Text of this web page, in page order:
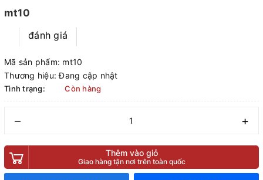
mt10
đánh giá
Mã sản phẩm: mt10
Thương hiệu: Đang cập nhật
Tình trạng: Còn hàng
– +
Thêm vào giỏ
Giao hàng tận nơi trên toàn quốc